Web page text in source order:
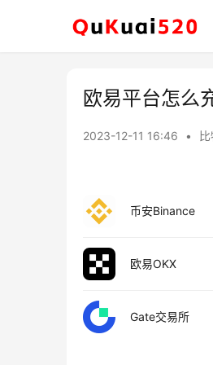
欧易平台怎么
2023-12-11 16:46 •
币安Binance
欧易OKX
Gate交易所